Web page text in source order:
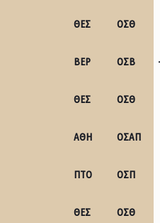
ΘΕΣ ΟΣΘ
ΒΕΡ ΟΣΒ
ΘΕΣ ΟΣΘ
ΑΘΗ ΟΣΑΠ
ΠΤΟ ΟΣΠ
ΘΕΣ ΟΣΘ